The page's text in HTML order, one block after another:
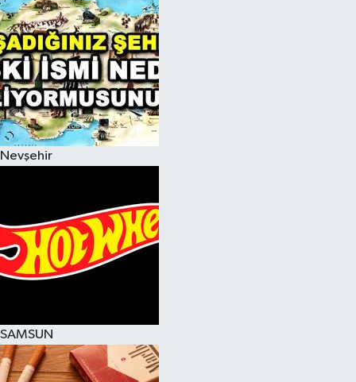
Nevşehir
SAMSUN